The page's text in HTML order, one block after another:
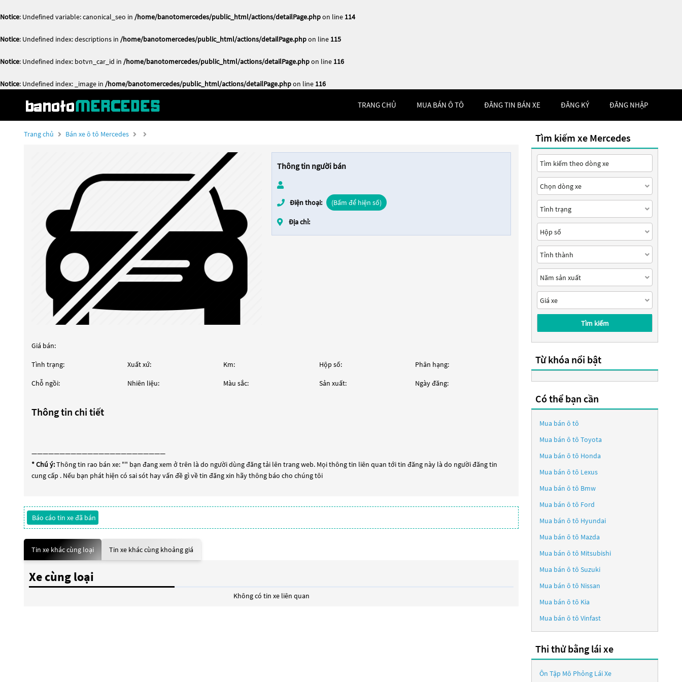
Notice: Undefined variable: canonical_seo in /home/banotomercedes/public_html/actions/detailPage.phpon line 114
Notice: Undefined index: descriptions in /home/banotomercedes/public_html/actions/detailPage.phpon line 115
Notice: Undefined index: botvn_car_id in /home/banotomercedes/public_html/actions/detailPage.phpon line 116
Notice: Undefined index: _image in /home/banotomercedes/public_html/actions/detailPage.phpon line 116
TRANG CHỦ MUA BÁN Ô TÔ ĐĂNG TIN BÁN XE ĐĂNG KÝ ĐĂNG NHẬP
Trang chủ Bán xe ô tô Mercedes
Thông tin người bán
Điện thoại: (Bấm để hiện số)
Địa chỉ:
Giá bán:
Tình trạng: Xuất xứ: Km: Hộp số: Phân hạng:
Chỗ ngồi: Nhiên liệu: Màu sắc: Sản xuất: Ngày đăng:
Thông tin chi tiết
————————————————————————
* Chú ý:Thông tin rao bán xe: "" bạn đang xem ở trên là do người dùng đăng tải lên trang web. Mọi thông tin liên quan tới tin đăng này là do người đăng tin
cung cấp . Nếu bạn phát hiện có sai sót hay vấn đề gì về tin đăng xin hãy thông báo cho chúng tôi
Báo cáo tin xe đã bán
Tin xe khác cùng loại Tin xe khác cùng khoảng giá
Xe cùng loại
Không có tin xe liên quan
Tìm kiếm xe Mercedes
Tìm kiếm
Từ khóa nổi bật
Có thể bạn cần
Mua bán ô tô
Mua bán ô tô Toyota
Mua bán ô tô Honda
Mua bán ô tô Lexus
Mua bán ô tô Bmw
Mua bán ô tô Ford
Mua bán ô tô Hyundai
Mua bán ô tô Mazda
Mua bán ô tô Mitsubishi
Mua bán ô tô Suzuki
Mua bán ô tô Nissan
Mua bán ô tô Kia
Mua bán ô tô Vinfast
Thi thử bằng lái xe
Ôn Tập Mô Phỏng Lái Xe